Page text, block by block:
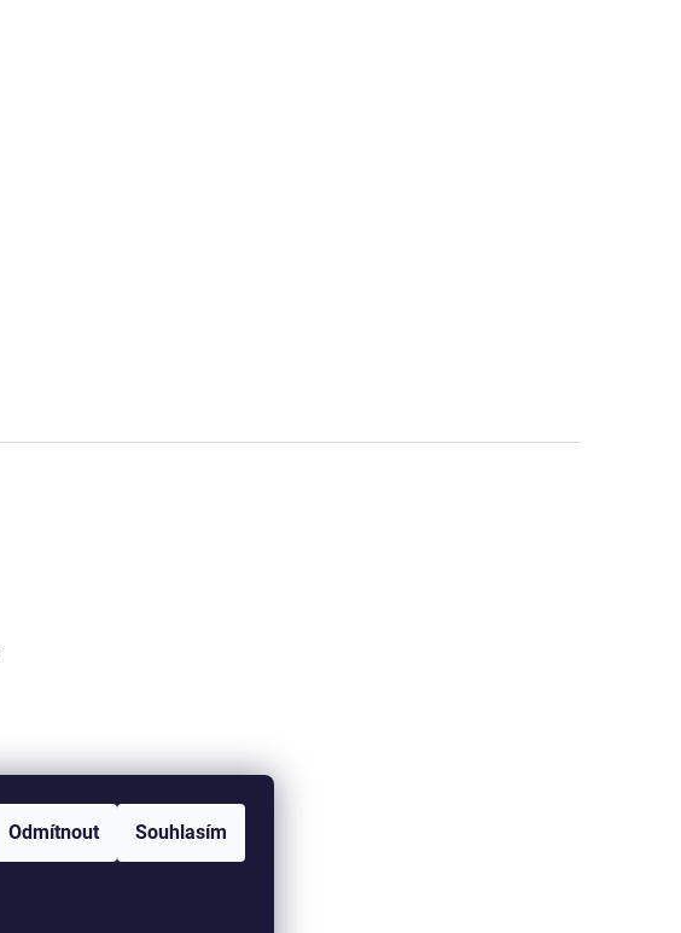
Odmítnout Souhlasím
v
p
i
s
u